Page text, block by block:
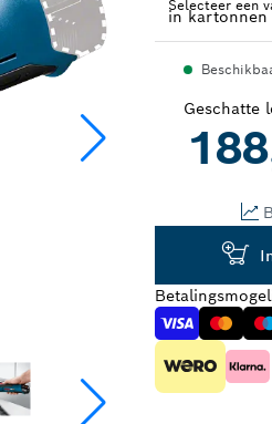
Selecteer een
closed
Geschatte